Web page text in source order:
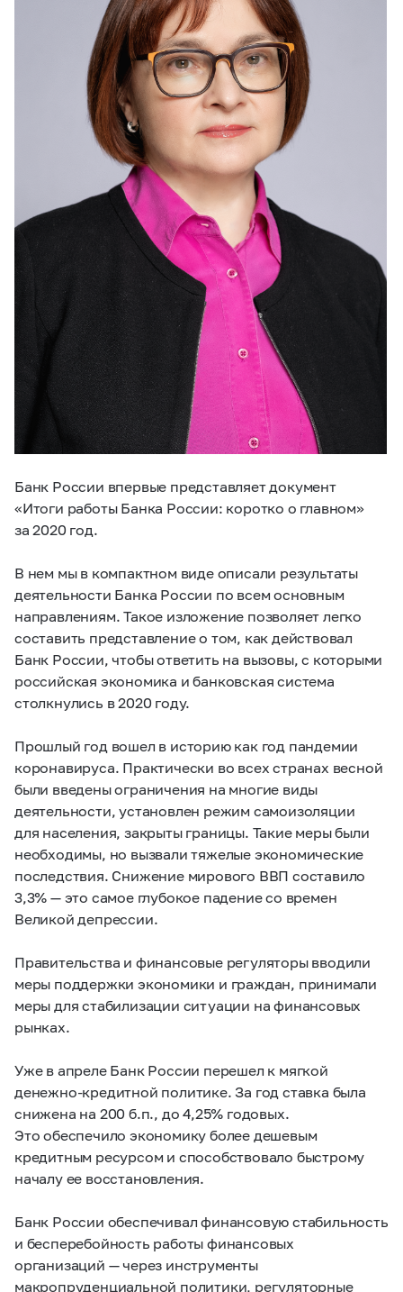
Банк России впервые представляет документ
«Итоги работы Банка России: коротко о главном»
за 2020 год.
В нем мы в компактном виде описали результаты
деятельности Банка России по всем основным
направлениям. Такое изложение позволяет легко
составить представление о том, как действовал
Банк России, чтобы ответить на вызовы, с которыми
российская экономика и банковская система
столкнулись в 2020 году.
Прошлый год вошел в историю как год пандемии
коронавируса. Практически во всех странах весной
были введены ограничения на многие виды
деятельности, установлен режим самоизоляции
для населения, закрыты границы. Такие меры были
необходимы, но вызвали тяжелые экономические
последствия. Снижение мирового ВВП составило
3,3% — это самое глубокое падение со времен
Великой депрессии.
Правительства и финансовые регуляторы вводили
меры поддержки экономики и граждан, принимали
меры для стабилизации ситуации на финансовых
рынках.
Уже в апреле Банк России перешел к мягкой
денежно-кредитной политике. За год ставка была
снижена на 200 б.п., до 4,25% годовых.
Это обеспечило экономику более дешевым
кредитным ресурсом и способствовало быстрому
началу ее восстановления.
Банк России обеспечивал финансовую стабильность
и бесперебойность работы финансовых
организаций — через инструменты
макропруденциальной политики, регуляторные